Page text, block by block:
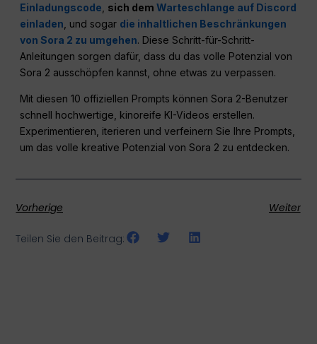
Einladungscode sich demWarteschlange auf Discord
einladen , und sogar die inhaltlichen Beschränkungen
von Sora 2 zu umgehen. Diese Schritt-für-Schritt-
Anleitungen sorgen dafür, dass du das volle Potenzial von
Sora 2 ausschöpfen kannst, ohne etwas zu verpassen.
Mit diesen 10 offiziellen Prompts können Sora 2-Benutzer
schnell hochwertige, kinoreife KI-Videos erstellen.
Experimentieren, iterieren und verfeinern Sie Ihre Prompts,
um das volle kreative Potenzial von Sora 2 zu entdecken.
Vorherige Weiter
Teilen Sie den Beitrag: